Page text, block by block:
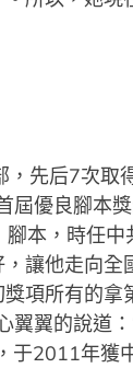
先后7次取
優良腳本
本，時任
讓他走向全
項所有的拿
翼的說道
2011年獲